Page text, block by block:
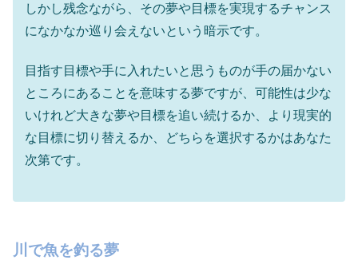
しかし残念ながら、その夢や目標を実現するチャンス
になかなか巡り会えないという暗示です。
目指す目標や手に入れたいと思うものが手の届かない
ところにあることを意味する夢ですが、可能性は少な
いけれど大きな夢や目標を追い続けるか、より現実的
な目標に切り替えるか、どちらを選択するかはあなた
次第です。
川で魚を釣る夢